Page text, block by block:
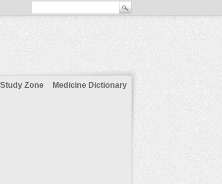
Medicine Dictionary
Study Zone